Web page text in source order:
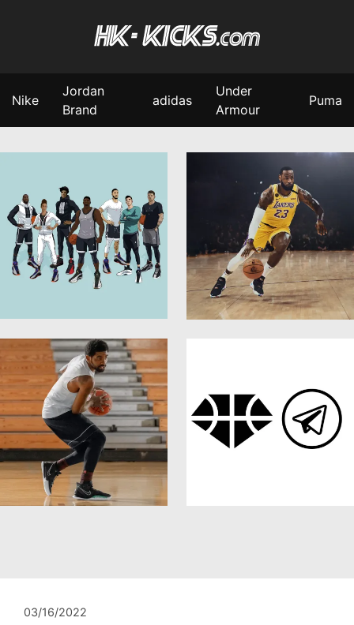
Nike
Jordan
Brand
adidas
Under
Armour
Puma
03/16/2022